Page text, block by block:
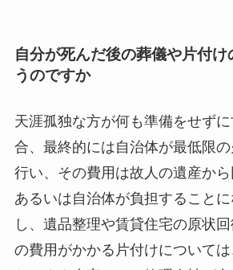
自分が死んだ後の葬儀や片付
うのですか
天涯孤独な方が何も準備をせず
合、最終的には自治体が最低限
行い、その費用は故人の遺産から
あるいは自治体が負担すること
し、遺品整理や賃貸住宅の原状
の費用がかかる片付けについて